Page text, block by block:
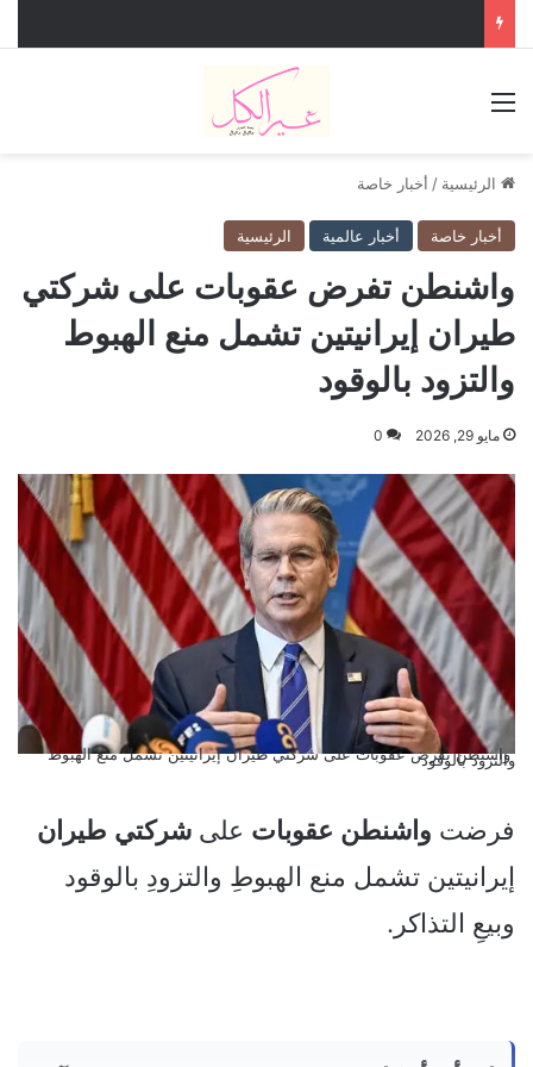
القائمة
الرئيسية / أخبار خاصة
أخبار خاصة أخبار عالمية الرئيسية
واشنطن تفرض عقوبات على شركتي
طيران إيرانيتين تشمل منع الهبوط
والتزود بالوقود
مايو 29, 2026 0
واشنطن تفرض عقوبات على شركتي طيران إيرانيتين تشمل منع الهبوط
والتزود بالوقود
فرضت واشنطن عقوبات على شركتي طيران
إيرانيتين تشمل منع الهبوطِ والتزودِ بالوقود
وبيعِ التذاكر.